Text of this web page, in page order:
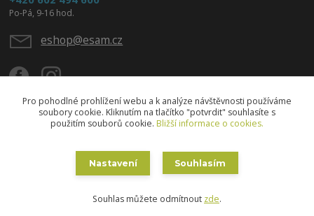
Po-Pá, 9-16 hod.
eshop@esam.cz
Vytvořeno na
Eshop-rychle.cz
Pro pohodlné prohlížení webu a k analýze návštěvnosti používáme
soubory cookie. Kliknutím na tlačítko "potvrdit" souhlasíte s
použitím souborů cookie. Bližší informace o cookies.
Nastavení Souhlasím
Souhlas můžete odmítnout zde.